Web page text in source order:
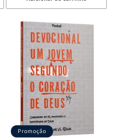
de
Devocional
Café
com
Mulheres
da
Bíblia
Equipe
Teológica
Penkal
de
Devocional
Café
com
Mulheres
da
Bíblia
|
Equipe
Teológica
Penkal
Promoção